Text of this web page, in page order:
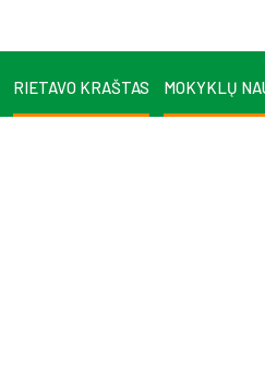
RIETAVO KRAŠTAS MOKYKLŲ